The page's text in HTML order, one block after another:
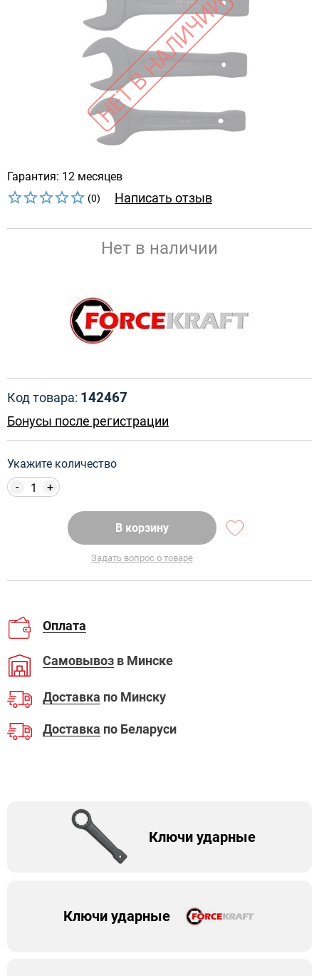
Гарантия: 12 месяцев
(0) Написать отзыв
Нет в наличии
Код товара: 142467
Бонусы после регистрации
Укажите количество
+
-
В корзину
Задать вопрос о товаре
Оплата
Самовывоз в Минске
Доставка по Минску
Доставка по Беларуси
Ключи ударные
Ключи ударные